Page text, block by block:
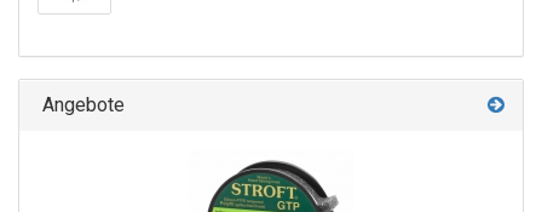
Angebote